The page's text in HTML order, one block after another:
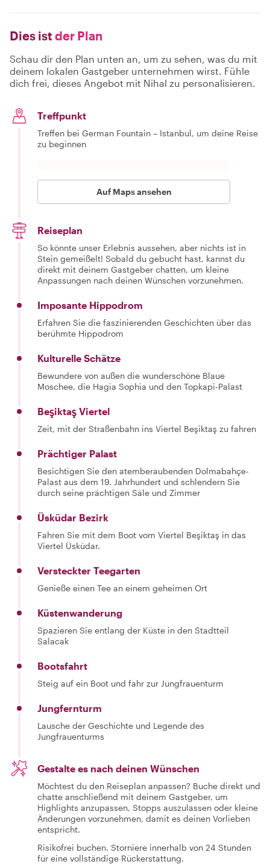
Dies ist der Plan
Schau dir den Plan unten an, um zu sehen, was du mit
deinem lokalen Gastgeber unternehmen wirst. Fühle
dich frei, dieses Angebot mit Nihal zu personalisieren.
Treffpunkt
Treffen bei German Fountain – Istanbul, um deine Reise
zu beginnen
Auf Maps ansehen
Reiseplan
So könnte unser Erlebnis aussehen, aber nichts ist in
Stein gemeißelt! Sobald du gebucht hast, kannst du
direkt mit deinem Gastgeber chatten, um kleine
Anpassungen nach deinen Wünschen vorzunehmen.
Imposante Hippodrom
Erfahren Sie die faszinierenden Geschichten über das
berühmte Hippodrom
Kulturelle Schätze
Bewundere von außen die wunderschöne Blaue
Moschee, die Hagia Sophia und den Topkapi-Palast
Beşiktaş Viertel
Zeit, mit der Straßenbahn ins Viertel Beşiktaş zu fahren
Prächtiger Palast
Besichtigen Sie den atemberaubenden Dolmabahçe-
Palast aus dem 19. Jahrhundert und schlendern Sie
durch seine prächtigen Säle und Zimmer
Üsküdar Bezirk
Fahren Sie mit dem Boot vom Viertel Beşiktaş in das
Viertel Üsküdar.
Versteckter Teegarten
Genieße einen Tee an einem geheimen Ort
Küstenwanderung
Spazieren Sie entlang der Küste in den Stadtteil
Salacak
Bootsfahrt
Steig auf ein Boot und fahr zur Jungfrauenturm
Jungfernturm
Lausche der Geschichte und Legende des
Jungfrauenturms
Gestalte es nach deinen Wünschen
Möchtest du den Reiseplan anpassen? Buche direkt und
chatte anschließend mit deinem Gastgeber, um
Highlights anzupassen, Stopps auszulassen oder kleine
Änderungen vorzunehmen, damit es deinen Vorlieben
entspricht.
Risikofrei buchen. Storniere innerhalb von 24 Stunden
für eine vollständige Rückerstattung.